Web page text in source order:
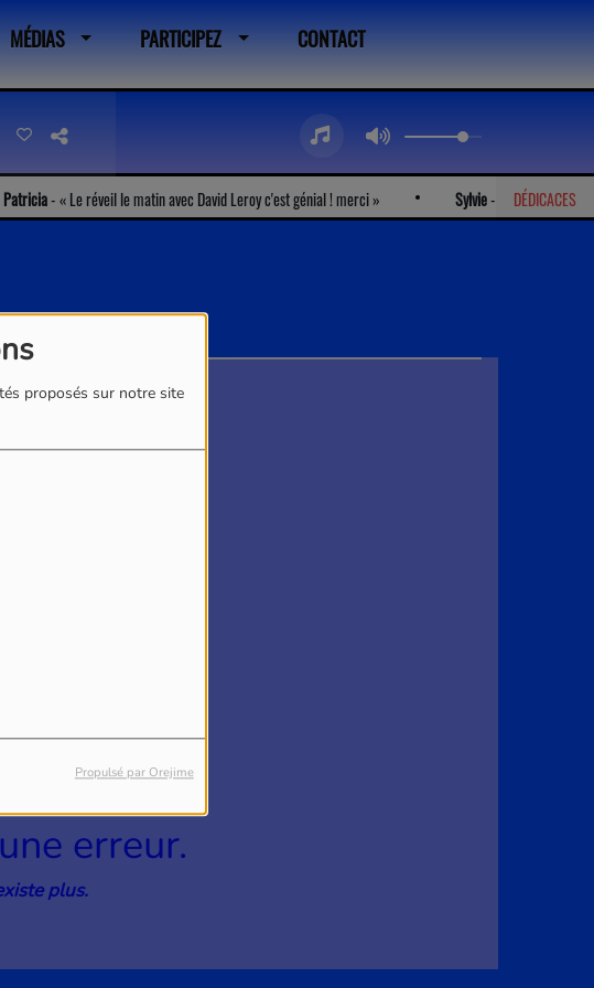
proposés sur notre site
Propulsé par Orejime
MÉDIAS PARTICIPEZ CONTACT
DÉDICACES
- Le réveil le matin avec David Leroy c'est génial ! merci Sylvie- Je vous écoute
erreur.
plus.